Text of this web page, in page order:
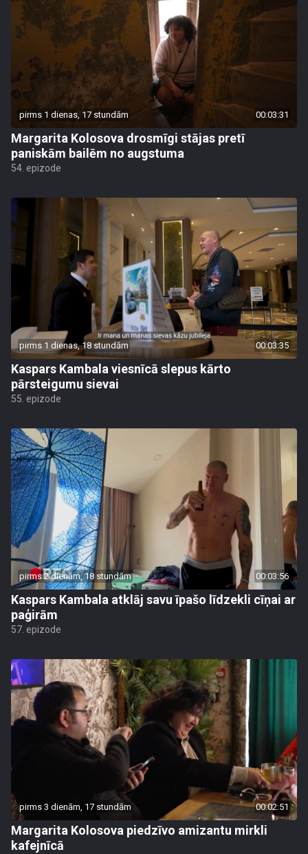
pirms 1 dienas, 17 stundām 00:03:31
Margarita Kolosova drosmīgi stājas pretī
paniskām bailēm no augstuma
54. epizode
pirms 1 dienas, 18 stundām 00:03:35
Kaspars Kambala viesnīcā slepus kārto
pārsteigumu sievai
55. epizode
pirms 2 dienām, 18 stundām 00:03:56
Kaspars Kambala atklāj savu īpašo līdzekli cīņai ar
paģirām
57. epizode
pirms 3 dienām, 17 stundām 00:02:51
Margarita Kolosova piedzīvo amizantu mirkli
kafejnīcā